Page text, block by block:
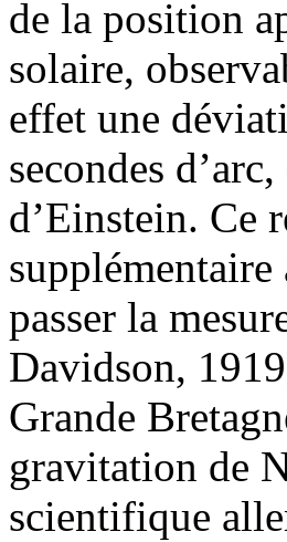
de la position
solaire,
effet une
secondes
d’Einstein. Ce
passer la
Davidson,
Grande
gravitation de
scientifique